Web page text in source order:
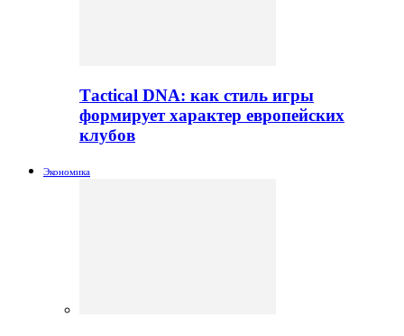
Тactical DNA: как стиль игры
формирует характер европейских
клубов
Экономика